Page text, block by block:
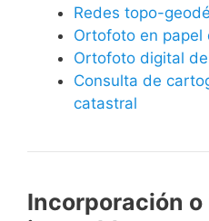
Redes topo-
Ortofoto en papel
Ortofoto digital
Consulta de
catastral
Incorporación